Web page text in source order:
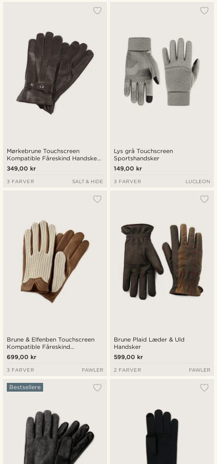
Mørkebrune Touchscreen
Kompatible Fåreskind Handsker
med Rem & Trykknap
349,00 kr
3 FARVER SALT & HIDE
Lys grå Touchscreen
Sportshandsker
149,00 kr
3 FARVER LUCLEON
Brune & Elfenben Touchscreen
Kompatible Fåreskind
Kørehandsker
699,00 kr
3 FARVER FAWLER
Brune Plaid Læder & Uld
Handsker
599,00 kr
2 FARVER FAWLER
Bestsellere